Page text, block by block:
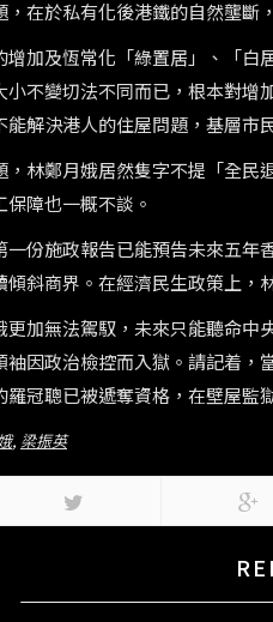
在於私有化後港鐵的自然壟斷
加及恆常化「綠置居」、「
不變切法不同而已，根本對增
解決港人的住屋問題，基層市
林鄭月娥居然隻字不提「全
障也一概不談。
份施政報告已能預告未來五年
斜商界。在經濟民生政策上，
加無法駕馭，未來只能聽命中
因政治檢控而入獄。請記着
冠聰已被遞奪資格，在壁屋監
, 梁振英